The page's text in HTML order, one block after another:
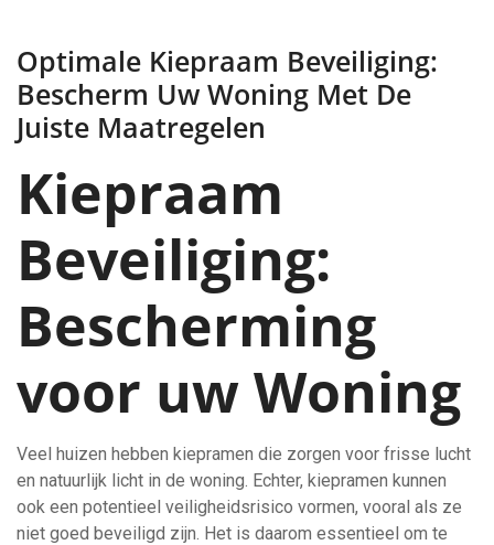
Optimale Kiepraam Beveiliging:
Bescherm Uw Woning Met De
Juiste Maatregelen
Kiepraam
Beveiliging:
Bescherming
voor uw Woning
Veel huizen hebben kiepramen die zorgen voor frisse lucht
en natuurlijk licht in de woning. Echter, kiepramen kunnen
ook een potentieel veiligheidsrisico vormen, vooral als ze
niet goed beveiligd zijn. Het is daarom essentieel om te